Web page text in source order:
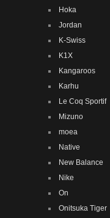
Hoka
Jordan
K-Swiss
K1X
Kangaroos
Karhu
Le Coq Sportif
Mizuno
moea
Native
New Balance
Nike
On
Onitsuka Tiger